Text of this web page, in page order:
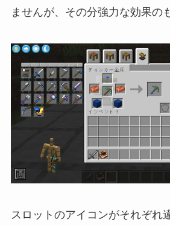
ませんが、その分強力な効果の
スロットのアイコンがそれぞれ